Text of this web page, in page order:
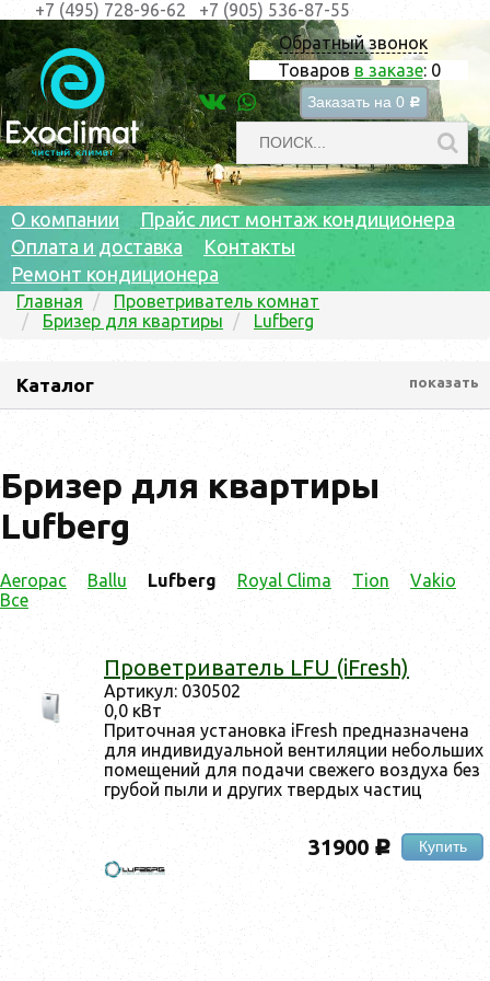
Обратный звонок
Товаров в заказе: 0
Заказать на 0 c
+7 (495) 728-96-62 +7 (905) 536-87-55
О компании
Прайс лист монтаж кондиционера
Оплата и доставка
Контакты
Ремонт кондиционера
Главная
Проветриватель комнат
Бризер для квартиры
Lufberg
Каталог показать
Бризер для квартиры
Lufberg
Aeropac Ballu Lufberg Royal Clima Tion
Vakio
Все
Про­вет­ри­ватель LFU (iFresh)
Ар­ти­кул: 030502
0,0 кВт
При­точ­ная ус­та­нов­ка iFresh пред­назна­чена
для ин­ди­виду­аль­ной вен­ти­ляции не­боль­ших
по­меще­ний для по­дачи све­жего воз­ду­ха без
гру­бой пы­ли и дру­гих твер­дых час­тиц
31900 c Купить